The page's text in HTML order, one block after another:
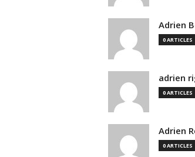
Adrien
0 ARTICLES
adrien
0 ARTICLES
Adrien
0 ARTICLES